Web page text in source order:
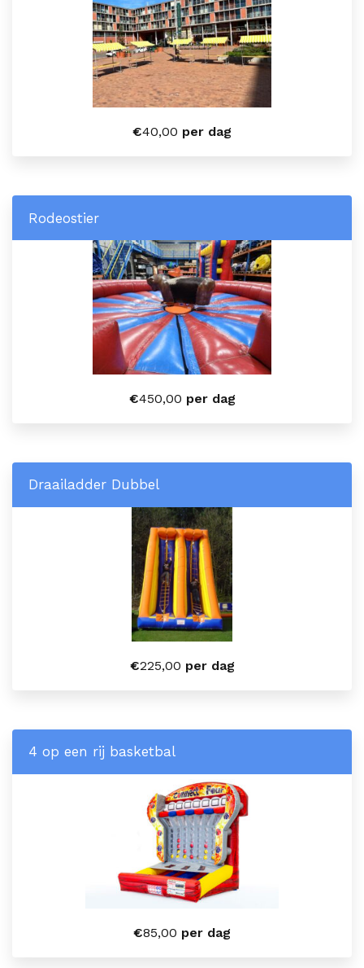
€40,00 per dag
Rodeostier
€450,00 per dag
Draailadder Dubbel
€225,00 per dag
4 op een rij basketbal
€85,00 per dag